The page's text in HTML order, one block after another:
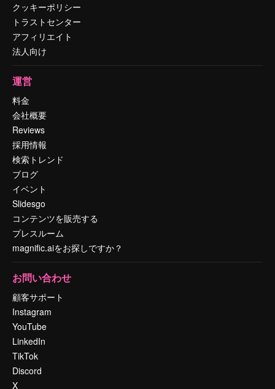
クッキーポリシー
トラストセンター
アフィリエイト
法人向け
運営
料金
会社概要
Reviews
採用情報
検索トレンド
ブログ
イベント
Slidesgo
コンテンツを販売する
プレスルーム
magnific.aiをお探しですか？
お問い合わせ
顧客サポート
Instagram
YouTube
LinkedIn
TikTok
Discord
X